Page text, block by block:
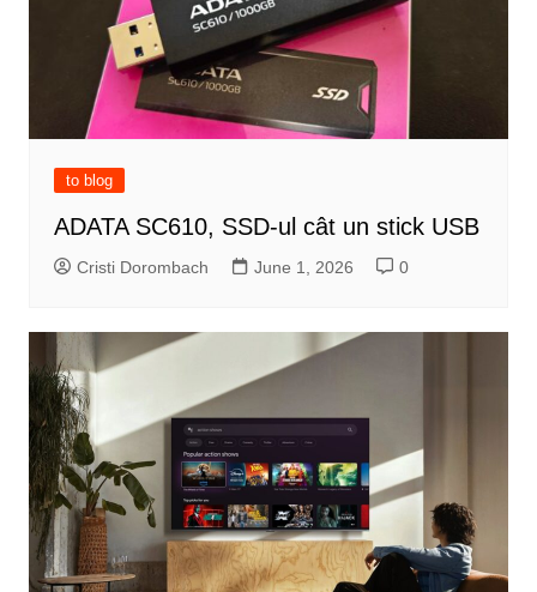
to blog
ADATA SC610, SSD-ul cât un stick USB
Cristi Dorombach June 1, 2026 0